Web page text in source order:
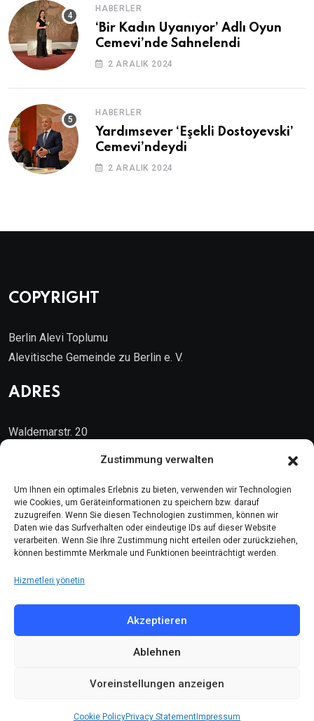
Zustimmung verwalten
Um Ihnen ein optimales Erlebnis zu bieten, verwenden wir Technologien
wie Cookies, um Geräteinformationen zu speichern bzw. darauf
zuzugreifen. Wenn Sie diesen Technologien zustimmen, können wir
Daten wie das Surfverhalten oder eindeutige IDs auf dieser Website
verarbeiten. Wenn Sie Ihre Zustimmung nicht erteilen oder zurückziehen,
können bestimmte Merkmale und Funktionen beeinträchtigt werden.
Hizmetleri yönetin
Akzeptieren
Ablehnen
Voreinstellungen anzeigen
Cookie PolicyPrivacy Statement Impressum
HABERLER
‘Bir Kadın Uyanıyor’ Adlı Oyun
Cemevi’nde Sahnelendi
2 ARALIK 2024
HABERLER
Yardımsever ‘Eşekli Dostoyevski’
Cemevi’ndeydi
2 ARALIK 2024
COPYRIGHT
Berlin Alevi Toplumu
Alevitische Gemeinde zu Berlin e. V.
ADRES
Waldemarstr. 20
Kontakt
Telefon: (030) 616 58 700
Faks : (030) 616 58 395
E-Posta: cemevi@alevi.org